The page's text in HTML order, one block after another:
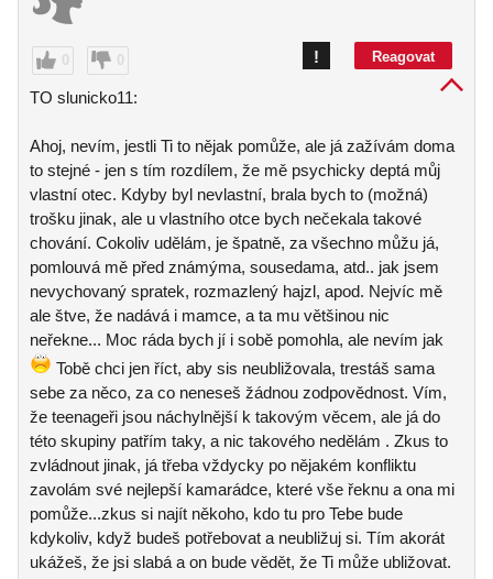
0 0 Reagovat
!
TO slunicko11:
Ahoj, nevím, jestli Ti to nějak pomůže, ale já zažívám doma
to stejné - jen s tím rozdílem, že mě psychicky deptá můj
vlastní otec. Kdyby byl nevlastní, brala bych to (možná)
trošku jinak, ale u vlastního otce bych nečekala takové
chování. Cokoliv udělám, je špatně, za všechno můžu já,
pomlouvá mě před známýma, sousedama, atd.. jak jsem
nevychovaný spratek, rozmazlený hajzl, apod. Nejvíc mě
ale štve, že nadává i mamce, a ta mu většinou nic
neřekne... Moc ráda bych jí i sobě pomohla, ale nevím jak
Tobě chci jen říct, aby sis neubližovala, trestáš sama
sebe za něco, za co neneseš žádnou zodpovědnost. Vím,
že teenageři jsou náchylnější k takovým věcem, ale já do
této skupiny patřím taky, a nic takového nedělám . Zkus to
zvládnout jinak, já třeba vždycky po nějakém konfliktu
zavolám své nejlepší kamarádce, které vše řeknu a ona mi
pomůže...zkus si najít někoho, kdo tu pro Tebe bude
kdykoliv, když budeš potřebovat a neubližuj si. Tím akorát
ukážeš, že jsi slabá a on bude vědět, že Ti může ubližovat.